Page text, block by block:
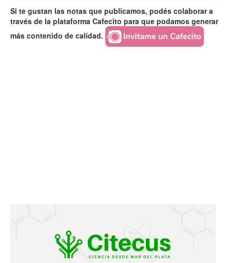
Si te gustan las notas que publicamos, podés colaborar a
través de la plataforma Cafecito para que podamos generar
más contenido de calidad.